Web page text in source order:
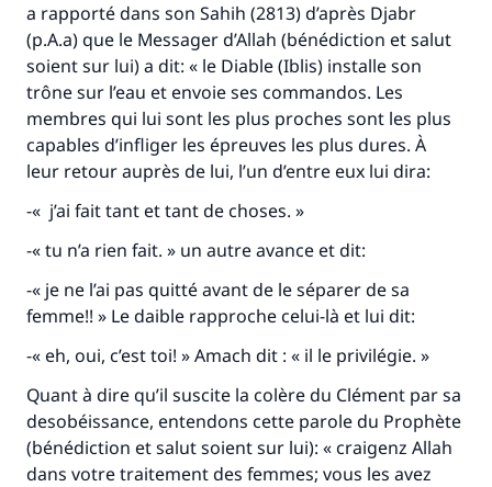
a rapporté dans son Sahih (2813) d’après Djabr
(p.A.a) que le Messager d’Allah (bénédiction et salut
soient sur lui) a dit: « le Diable (Iblis) installe son
trône sur l’eau et envoie ses commandos. Les
membres qui lui sont les plus proches sont les plus
capables d’infliger les épreuves les plus dures. À
leur retour auprès de lui, l’un d’entre eux lui dira:
-« j’ai fait tant et tant de choses. »
-« tu n’a rien fait. » un autre avance et dit:
-« je ne l’ai pas quitté avant de le séparer de sa
femme!! » Le daible rapproche celui-là et lui dit:
-« eh, oui, c’est toi! » Amach dit : « il le privilégie. »
Quant à dire qu’il suscite la colère du Clément par sa
desobéissance, entendons cette parole du Prophète
(bénédiction et salut soient sur lui): « craigenz Allah
dans votre traitement des femmes; vous les avez